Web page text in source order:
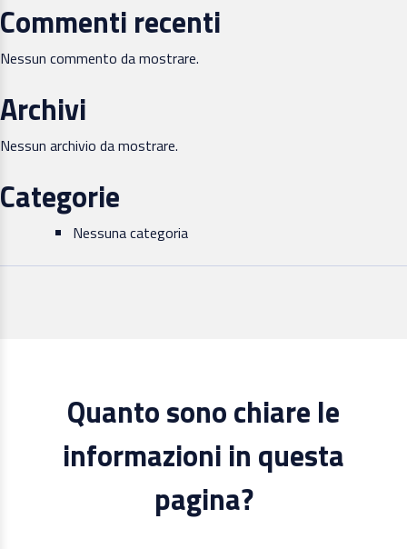
Commenti recenti
Nessun commento da mostrare.
Archivi
Nessun archivio da mostrare.
Categorie
Nessuna categoria
Quanto sono chiare le
informazioni in questa
pagina?